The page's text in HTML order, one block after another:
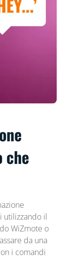
che
utilizzando il
WiZmote o
da una
i comandi